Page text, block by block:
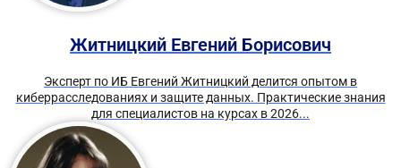
Житницкий Евгений Борисович
Эксперт по ИБ Евгений Житницкий делится опытом в
киберрасследованиях и защите данных. Практические знания
для специалистов на курсах в 2026...